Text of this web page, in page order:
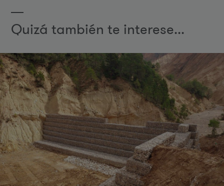
Quizá también te interese...